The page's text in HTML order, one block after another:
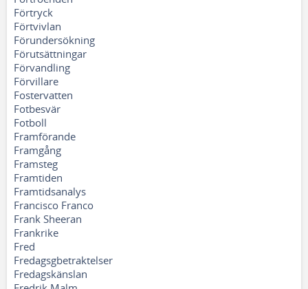
Förtryck
Förtvivlan
Förundersökning
Förutsättningar
Förvandling
Förvillare
Fostervatten
Fotbesvär
Fotboll
Framförande
Framgång
Framsteg
Framtiden
Framtidsanalys
Francisco Franco
Frank Sheeran
Frankrike
Fred
Fredagsgbetraktelser
Fredagskänslan